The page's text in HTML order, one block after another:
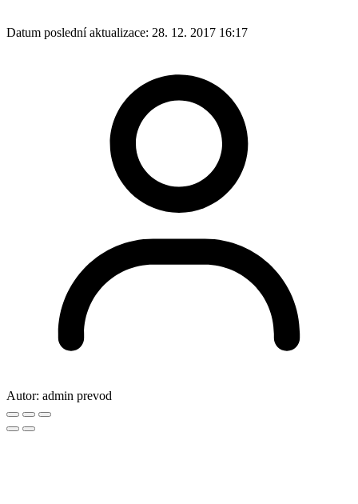
Datum poslední aktualizace: 28. 12. 2017 16:17
Autor: admin prevod